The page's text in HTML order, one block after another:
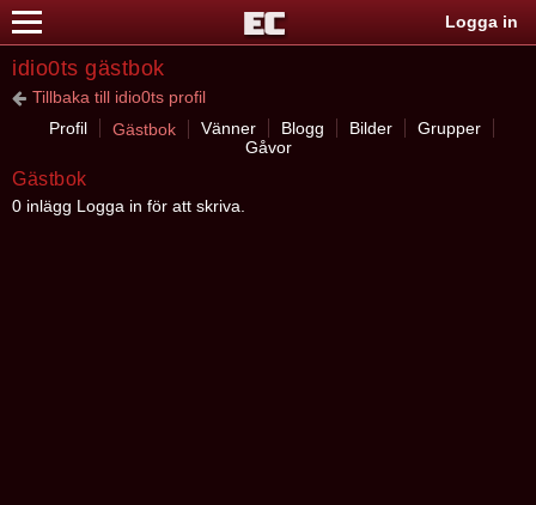
Logga in
idio0ts gästbok
Tillbaka till idio0ts profil
Profil
Gästbok Vänner Blogg Bilder
Grupper
Gåvor
Gästbok
0 inlägg Logga in för att skriva.